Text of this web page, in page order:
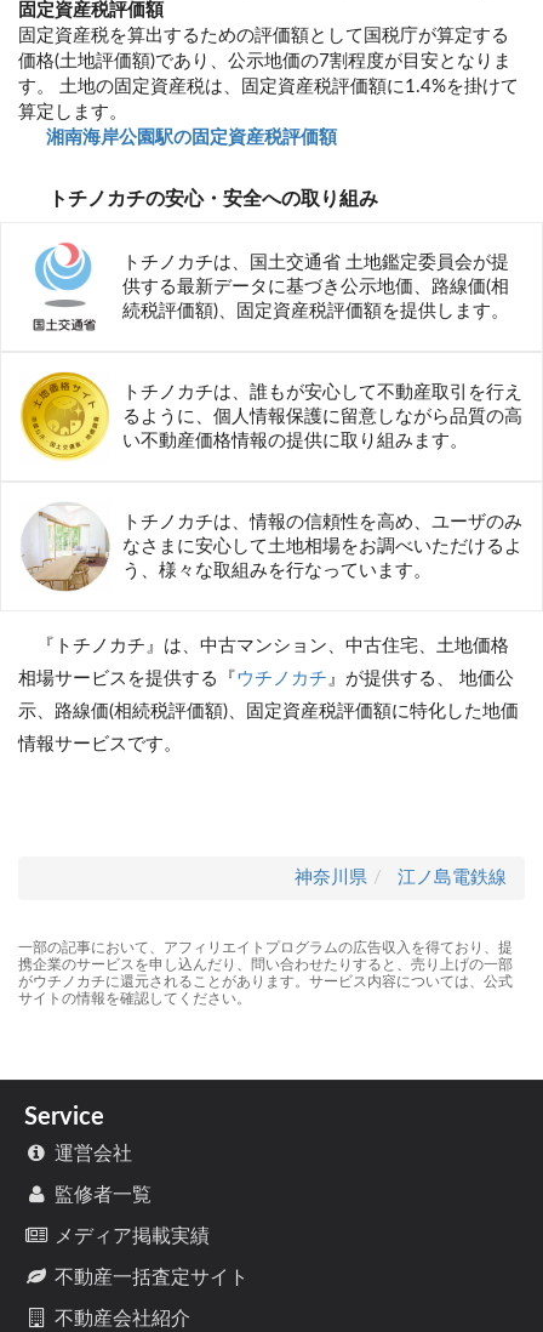
固定資産税評価額
固定資産税を算出するための評価額として国税庁が算定する
価格(土地評価額)であり、公示地価の7割程度が目安となりま
す。 土地の固定資産税は、固定資産税評価額に1.4%を掛けて
算定します。
湘南海岸公園駅の固定資産税評価額
トチノカチの安心・安全への取り組み
トチノカチは、国土交通省 土地鑑定委員会が提
供する最新データに基づき公示地価、路線価(相
続税評価額)、固定資産税評価額を提供します。
トチノカチは、誰もが安心して不動産取引を行え
るように、個人情報保護に留意しながら品質の高
い不動産価格情報の提供に取り組みます。
トチノカチは、情報の信頼性を高め、ユーザのみ
なさまに安心して土地相場をお調べいただけるよ
う、様々な取組みを行なっています。
『トチノカチ』は、中古マンション、中古住宅、土地価格
相場サービスを提供する『 ウチノカチ 』が提供する、 地価公
示、路線価(相続税評価額)、固定資産税評価額に特化した地価
情報サービスです。
神奈川県 江ノ島電鉄線
一部の記事において、アフィリエイトプログラムの広告収入を得ており、提
携企業のサービスを申し込んだり、問い合わせたりすると、売り上げの一部
がウチノカチに還元されることがあります。サービス内容については、公式
サイトの情報を確認してください。
Service
運営会社
監修者一覧
メディア掲載実績
不動産一括査定サイト
不動産会社紹介